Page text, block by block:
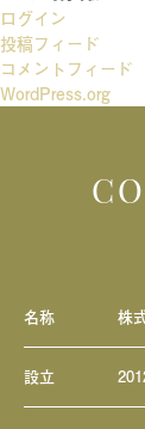
ョ
ン
ログイン
投稿フィード
コメントフィード
WordPress.org
名称 株
設立